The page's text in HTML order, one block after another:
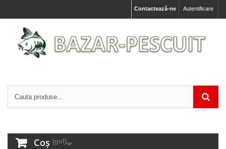
Autentificare
Contactează-ne
Coș (gol)